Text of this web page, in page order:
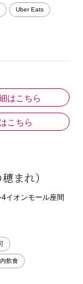
Uber Eats
はこちら
こちら
まれ）
イオンモール座間
飲食